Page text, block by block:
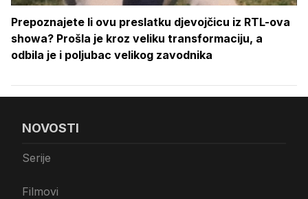
Prepoznajete li ovu preslatku djevojčicu iz RTL-ova
showa? Prošla je kroz veliku transformaciju, a
odbila je i poljubac velikog zavodnika
NOVOSTI
Serije
Filmovi